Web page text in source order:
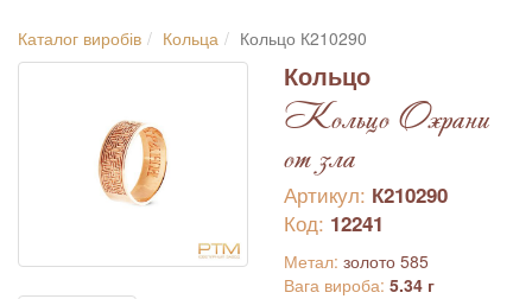
Каталог виробів Кольца Кольцо К210290
Кольцо
Кольцо Охрани
от зла
Артикул: К210290
Код: 12241
Метал: золото 585
Вага вироба: 5.34 г